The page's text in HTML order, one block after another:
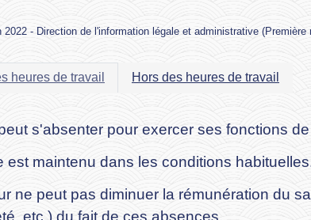
2022 - Direction de l'information légale et administrative (Première
heures de travail Hors des heures de travail
s'absenter pour exercer ses fonctions
est maintenu dans les conditions
ne peut pas diminuer la rémunération du